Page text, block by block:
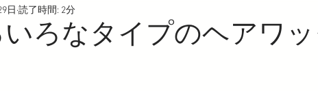
アアイロン
ろなタイプのヘアワ
日 読了時間: 2分